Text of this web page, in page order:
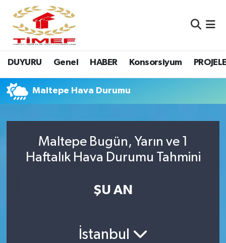
DUYURU Genel HABER Konsorsiyum
Maltepe Hava Durumu
Maltepe Bugün, Yarın ve 1
Haftalık Hava Durumu Tahmini
ŞU AN
İstanbul
Anasayfa Kutu
Anasayfa Manşet
Canlı Yayın
Erasmus
Nöbetçi Eczaneler
Hava Durumu
Namaz Vakitleri
Süper Lig Puan Durumu ve Fikstür
Son Dakika Haberleri